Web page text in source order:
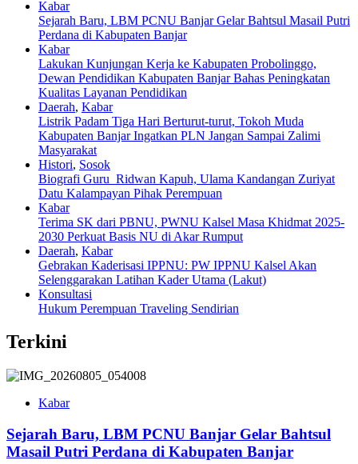
Kabar
Sejarah Baru, LBM PCNU Banjar Gelar Bahtsul Masail Putri
Perdana di Kabupaten Banjar
Kabar
Lakukan Kunjungan Kerja ke Kabupaten Probolinggo,
Dewan Pendidikan Kabupaten Banjar Bahas Peningkatan
Kualitas Layanan Pendidikan
Daerah, Kabar
Listrik Padam Tiga Hari Berturut-turut, Tokoh Muda
Kabupaten Banjar Ingatkan PLN Jangan Sampai Zalimi
Masyarakat
Histori, Sosok
Biografi Guru Ridwan Kapuh, Ulama Kandangan Zuriyat
Datu Kalampayan Pihak Perempuan
Kabar
Terima SK dari PBNU, PWNU Kalsel Masa Khidmat 2025-
2030 Perkuat Basis NU di Akar Rumput
Daerah, Kabar
Gebrakan Kaderisasi IPPNU: PW IPPNU Kalsel Akan
Selenggarakan Latihan Kader Utama (Lakut)
Konsultasi
Hukum Perempuan Traveling Sendirian
Terkini
Kabar
Sejarah Baru, LBM PCNU Banjar Gelar Bahtsul
Masail Putri Perdana di Kabupaten Banjar